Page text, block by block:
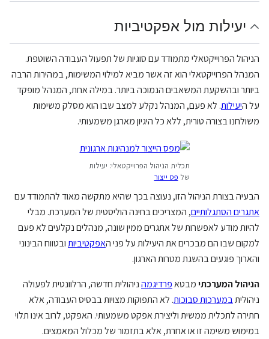
יעילות מול אפקטיביות
הניהול הפרוייקטאלי מתמודד עם סוגיות של תפעול העבודה השוטפת.
המנהל הפרוייקטאלי הוא זה אשר מביא למילוי המשימות, במהירות הרבה
ביותר ובהשקעת המשאבים הנמוכה ביותר. במילה אחת, המנהל מופקד
על היעילות. לא פעם, המנהל נקלע למצב שבו הוא מסלק משימות
משולחנו בצורה טורית, ללא כל היגיון מארגן משמעותי.
תכלית הניהול הפרוייקטאלי: יעילות
של פס ייצור
הבעיה בצורת הניהול הזו, נעוצה בכך שהיא מתקשה מאוד להתמודד עם
אתגרים הסתגלותיים, המצריכים בחינה הוליסטית של המערכת. מבלי
להיות מודע לאפשרות של אתגרים ממין שונה, מנהלים נקלעים לא פעם
למקום שבו הם מבכרים את היעילות על פני האפקטיביותובטווח הבינוני
והארוך פוגעים בהשגת מטרות הארגון.
הניהול המערכתימבטאפרדיגמהניהולית חדשה, הרלוונטית לפעולה
ניהוליתבמערכות סבוכות. לא התפוקות מצויות בבסיס העבודה, אלא
חתירה לתכלית ממשית וליצירת אפקט משמעותי. האפקט, לרוב אינו תלוי
במימוש משימה זו או אחרת, אלא בתזמור של מכלול המאמצים.